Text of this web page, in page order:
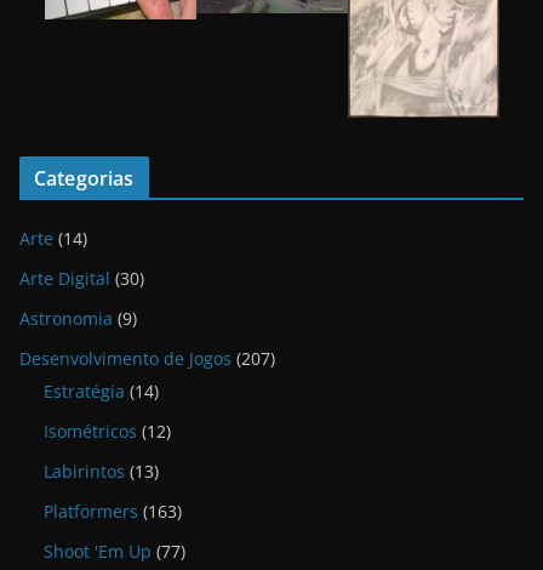
Categorias
Arte (14)
Arte Digital (30)
Astronomia (9)
Desenvolvimento de Jogos (207)
Estratégia (14)
Isométricos (12)
Labirintos (13)
Platformers (163)
Shoot 'Em Up (77)